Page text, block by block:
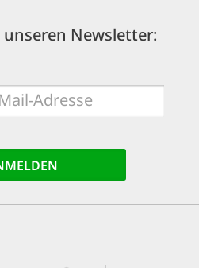
Newsletter:
E-
Mail